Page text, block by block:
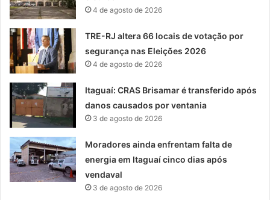
4 de agosto de 2026
TRE-RJ altera 66 locais de votação por
segurança nas Eleições 2026
4 de agosto de 2026
Itaguaí: CRAS Brisamar é transferido após
danos causados por ventania
3 de agosto de 2026
Moradores ainda enfrentam falta de
energia em Itaguaí cinco dias após
vendaval
3 de agosto de 2026